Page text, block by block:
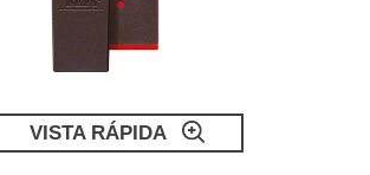
VISTA RÁPIDA